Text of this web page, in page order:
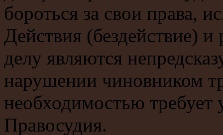
бороться за свои права,
Действия (бездействие)
делу являются
нарушении чиновником
необходимостью требует
Правосудия.